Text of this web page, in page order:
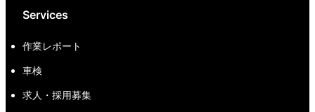
Services
作業レポート
車検
求人・採用募集